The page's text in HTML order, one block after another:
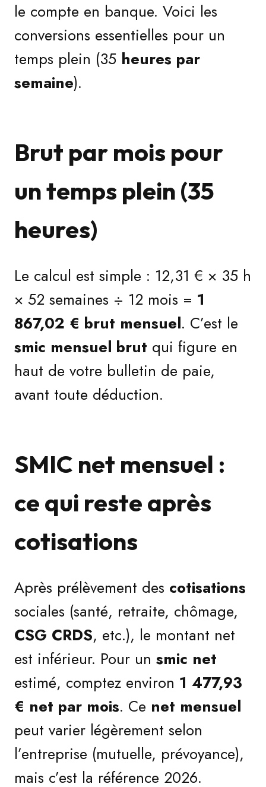
le compte en banque. Voici les
conversions essentielles pour un
temps plein (35 heures par
semaine).
Brut par mois pour
un temps plein (35
heures)
Le calcul est simple : 12,31 € × 35 h
× 52 semaines ÷ 12 mois = 1
867,02 € brut mensuel. C’est le
smic mensuel brut qui figure en
haut de votre bulletin de paie,
avant toute déduction.
SMIC net mensuel :
ce qui reste après
cotisations
Après prélèvement des cotisations
sociales (santé, retraite, chômage,
CSG CRDS, etc.), le montant net
est inférieur. Pour un smic net
estimé, comptez environ 1 477,93
€ net par mois. Ce net mensuel
peut varier légèrement selon
l’entreprise (mutuelle, prévoyance),
mais c’est la référence 2026.